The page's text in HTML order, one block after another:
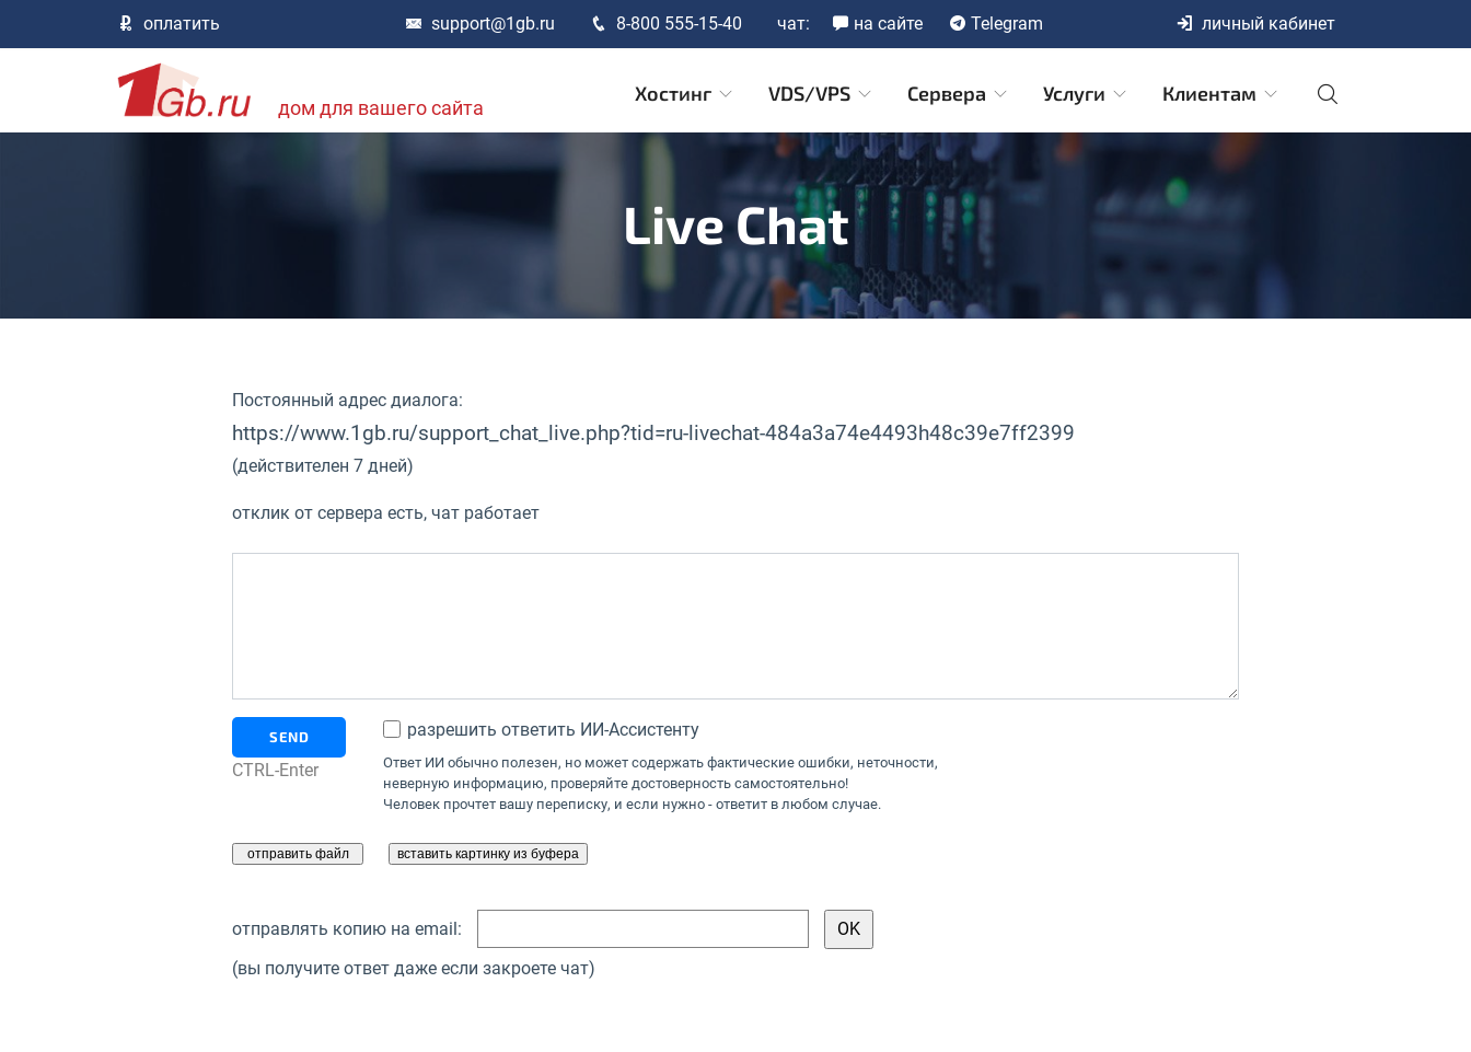
оплатить support@1gb.ru 8-800 555-15-40 чат: на сайте Telegram личный кабинет
дом для вашего сайта
Хостинг VDS/VPS Сервера Услуги Клиентам
Live Chat
Постоянный адрес диалога:
https://www.1gb.ru/support_chat_live.php?tid=ru-livechat-484a3a74e4493h48c39e7ff2399
(действителен 7 дней)
отклик от сервера есть, чат работает
SEND
CTRL-Enter
разрешить ответить ИИ-Ассистенту
Ответ ИИ обычно полезен, но может содержать фактические ошибки, неточности,
неверную информацию, проверяйте достоверность самостоятельно!
Человек прочтет вашу переписку, и если нужно - ответит в любом случае.
отправлять копию на email:
(вы получите ответ даже если закроете чат)